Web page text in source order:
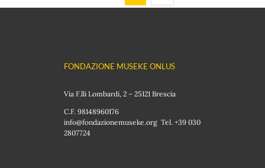
FONDAZIONE MUSEKE ONLUS
Via F.lli Lombardi, 2 – 25121 Brescia
C.F. 98148960176
info@fondazionemuseke.org Tel. +39 030
2807724